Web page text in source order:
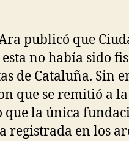
publicó que
no había sido
de Cataluña. Sin
que se remitió a
que la única
registrada en los